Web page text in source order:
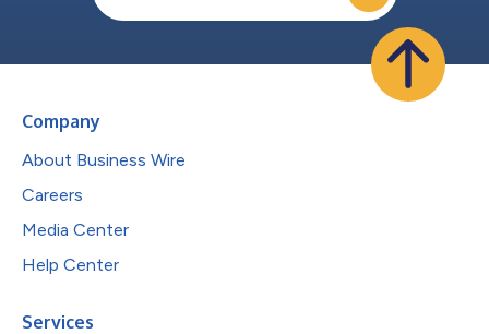
Company
About Business Wire
Careers
Media Center
Help Center
Services